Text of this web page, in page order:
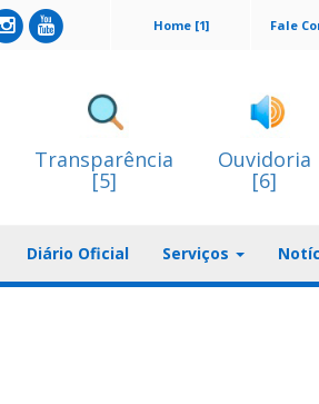
Fale
Home [1]
Transparência
[5]
Ouvidoria
[6]
Diário Oficial Serviços